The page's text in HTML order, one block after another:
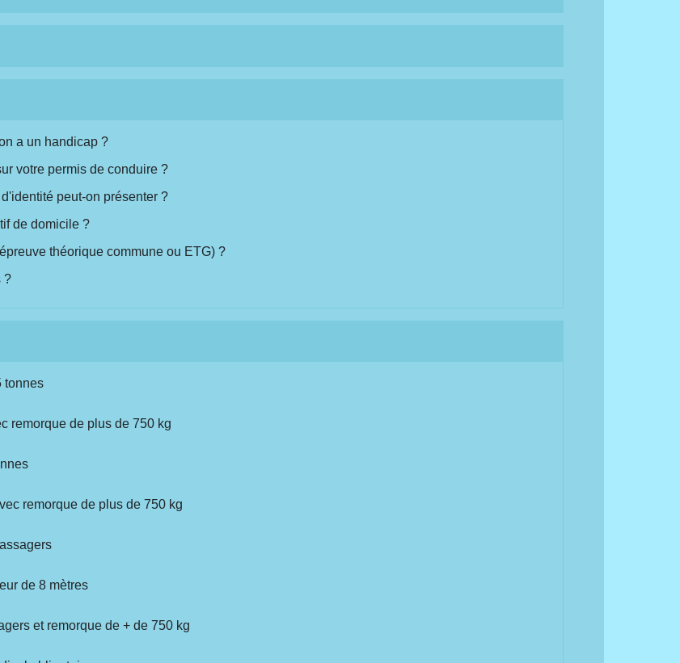
a un handicap ?
votre permis de conduire ?
peut-on présenter ?
de domicile ?
théorique commune ou ETG) ?
?
tonnes
remorque de plus de 750 kg
remorque de plus de 750 kg
de 8 mètres
et remorque de + de 750 kg